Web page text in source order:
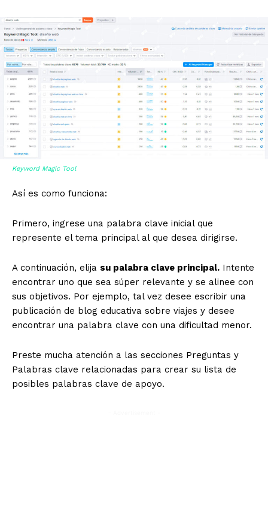
Keyword Magic Tool
Así es como funciona:
Primero, ingrese una palabra clave inicial que
represente el tema principal al que desea dirigirse.
A continuación, elija su palabra clave principal. Intente
encontrar uno que sea súper relevante y se alinee con
sus objetivos. Por ejemplo, tal vez desee escribir una
publicación de blog educativa sobre viajes y desee
encontrar una palabra clave con una dificultad menor.
Preste mucha atención a las secciones Preguntas y
Palabras clave relacionadas para crear su lista de
posibles palabras clave de apoyo.